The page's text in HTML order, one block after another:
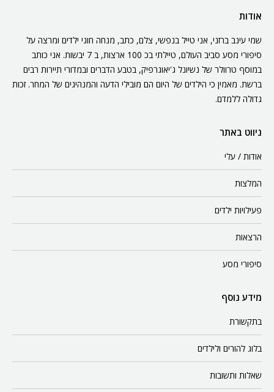
צפונה מכאן
בלוג מסע
מרחבים פתוחים
ואינסופיים, אחו ירוק
להרגשת חופש עבורי,
שמור, כמותו נותרו מעט
אלסקה ממשיכים!
גל גאות
בלוג מסע
על קרחונים נסוגים, חצי
האי קינאי, והעיירות
סווארד והומר. על גאות
ייחודית שנקראת גל
גאות. על דרך מלחיצה
לקרוואן במנהרה ארוכה
וצרה המובילה לעיירה
מוזרה. ממשיכים לטייל
באלסקה!
קצה הקרחון הדובים בהיינס
בלוג מסע